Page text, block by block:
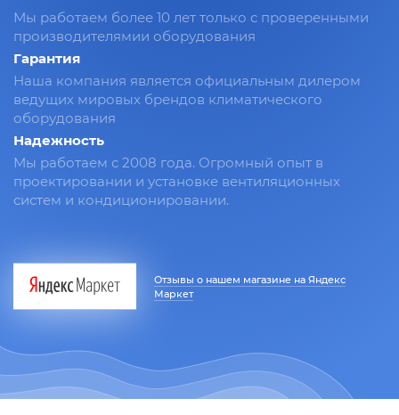
Мы работаем более 10 лет только с проверенными
производителямии оборудования
Гарантия
Наша компания является официальным дилером
ведущих мировых брендов климатического
оборудования
Надежность
Мы работаем с 2008 года. Огромный опыт в
проектировании и установке вентиляционных
систем и кондиционировании.
Отзывы о нашем магазине на Яндекс
Маркет